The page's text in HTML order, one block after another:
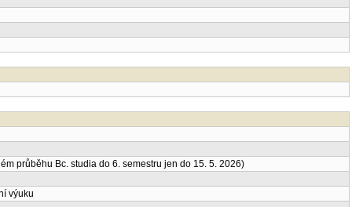
průběhu Bc. studia do 6. semestru jen do 15. 5. 2026)
výuku